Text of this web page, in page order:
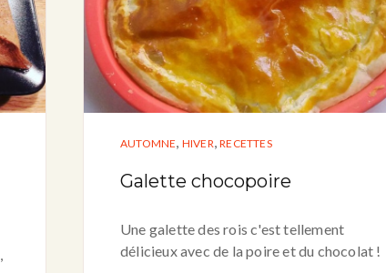
AUTOMNE HIVER ,RECETTES
Galette chocopoire
Une galette des rois c'est tellement
délicieux avec de la poire et du chocolat !